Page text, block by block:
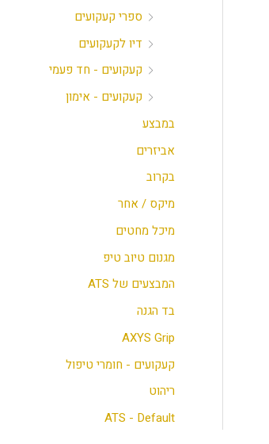
ספרי קעקועים
דיו לקעקועים
קעקועים - חד פעמי
קעקועים - אימון
במבצע
אביזרים
בקרוב
מיקס / אחר
מיכל מחטים
מגנום טיוב טיפ
המבצעים של ATS
בד הגנה
AXYS Grip
קעקועים - חומרי טיפול
ריהוט
ATS - Default